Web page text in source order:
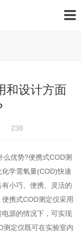
和设计方面
238
优势?便携式COD测
学需氧量(COD)快速
小巧、便携、灵活的
携式COD测定仪采用
源的情况下，可实现
测定仪既可在实验室内